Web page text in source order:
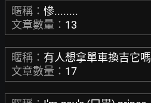
暱稱： 慘........
文章數量： 13
暱稱： 有人想拿單車換吉它嗎
文章數量： 17